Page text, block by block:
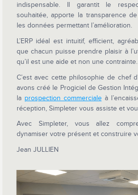
indispensable. Il garantit le
souhaitée, apporte la transparence
les données permettant l’amélioration.
L’ERP idéal est intuitif, efficient,
que chacun puisse prendre plaisir à
qu’il est une aide et non une contrainte.
C’est avec cette philosophie de chef
avons créé le Progiciel de Gestion
la prospection commercialeà
réception, Simpleter vous assiste et
Avec Simpleter, vous allez
dynamiser votre présent et construire
Jean JULLIEN